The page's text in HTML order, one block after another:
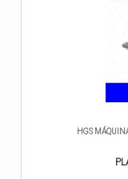
HGS